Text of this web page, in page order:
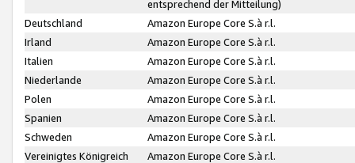
entsprechend der Mitteilung)
Deutschland
Amazon Europe Core S.à r.l.
Irland
Amazon Europe Core S.à r.l.
Italien
Amazon Europe Core S.à r.l.
Niederlande
Amazon Europe Core S.à r.l.
Polen
Amazon Europe Core S.à r.l.
Spanien
Amazon Europe Core S.à r.l.
Schweden
Amazon Europe Core S.à r.l.
Vereinigtes Königreich
Amazon Europe Core S.à r.l.